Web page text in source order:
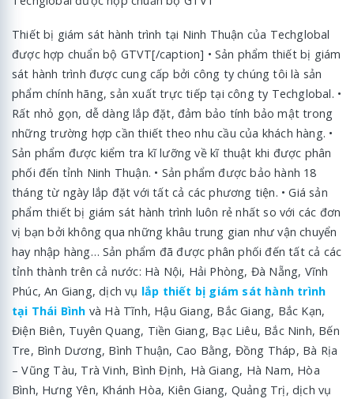
Thiết bị giám sát hành trình tại Ninh Thuận của Techglobal
được hợp chuẩn bộ GTVT[/caption] • Sản phẩm thiết bị giám
sát hành trình được cung cấp bởi công ty chúng tôi là sản
phẩm chính hãng, sản xuất trực tiếp tại công ty Techglobal. •
Rất nhỏ gọn, dễ dàng lắp đặt, đảm bảo tính bảo mật trong
những trường hợp cần thiết theo nhu cầu của khách hàng. •
Sản phẩm được kiểm tra kĩ lưỡng về kĩ thuật khi được phân
phối đến tỉnh Ninh Thuận. • Sản phẩm được bảo hành 18
tháng từ ngày lắp đặt với tất cả các phương tiện. • Giá sản
phẩm thiết bị giám sát hành trình luôn rẻ nhất so với các đơn
vị bạn bởi không qua những khâu trung gian như vận chuyển
hay nhập hàng… Sản phẩm đã được phân phối đến tất cả các
tỉnh thành trên cả nước: Hà Nội, Hải Phòng, Đà Nẵng, Vĩnh
Phúc, An Giang, dịch vụ lắp thiết bị giám sát hành trình
tại Thái Bình và Hà Tĩnh, Hậu Giang, Bắc Giang, Bắc Kạn,
Điện Biên, Tuyên Quang, Tiền Giang, Bạc Liêu, Bắc Ninh, Bến
Tre, Bình Dương, Bình Thuận, Cao Bằng, Đồng Tháp, Bà Rịa
– Vũng Tàu, Trà Vinh, Bình Định, Hà Giang, Hà Nam, Hòa
Bình, Hưng Yên, Khánh Hòa, Kiên Giang, Quảng Trị, dịch vụ